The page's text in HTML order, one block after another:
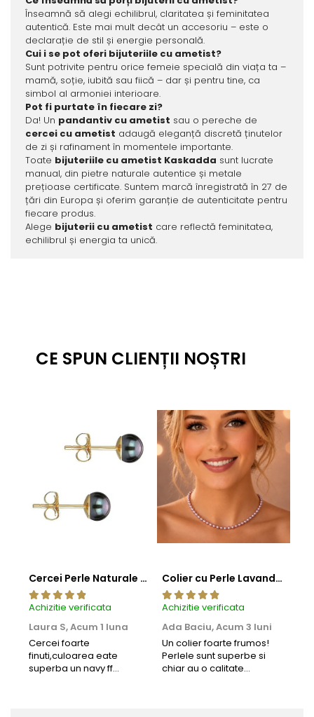
Înseamnă să alegi echilibrul, claritatea și feminitatea
autentică. Este mai mult decât un accesoriu – este o
declarație de stil și energie personală.
Cui i se pot oferi bijuteriile cu ametist?
Sunt potrivite pentru orice femeie specială din viața ta –
mamă, soție, iubită sau fiică – dar și pentru tine, ca
simbol al armoniei interioare.
Pot fi purtate în fiecare zi?
Da! Un pandantiv cu ametist sau o pereche de
cercei cu ametist adaugă eleganță discretă ținutelor
de zi și rafinament în momentele importante.
Toate bijuteriile cu ametist Kaskadda sunt lucrate
manual, din pietre naturale autentice și metale
prețioase certificate. Suntem marcă înregistrată în 27 de
țări din Europa și oferim garanție de autenticitate pentru
fiecare produs.
Alege bijuterii cu ametist care reflectă feminitatea,
echilibrul și energia ta unică.
CE SPUN CLIENȚII NOȘTRI
Cercei Perle Naturale Negre 5-6 mm, Buton AAA, Aur 14K (aur 585), Tip Șurub | KASKADDA®
Achizitie verificata
Laura S,Acum 1 luna
Cercei foarte
finuti,culoarea eate
superba un navy ff
Colier cu Perle Lavanda la Baza Gatului, de 4-5 mm, Perle Rare, Calitate AAA+, Aur 14K | KASKADDA®
Achizitie verificata
Ada Baciu,Acum 3 luni
Un colier foarte frumos!
Perlele sunt superbe si
chiar au o calitate